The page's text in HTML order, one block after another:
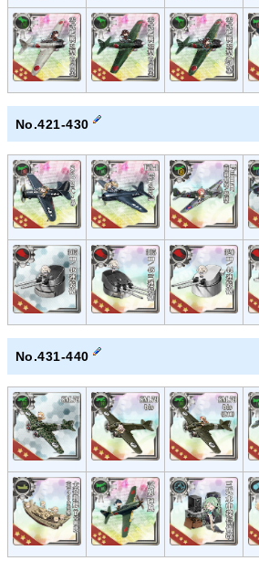
No.421-430
No.431-440